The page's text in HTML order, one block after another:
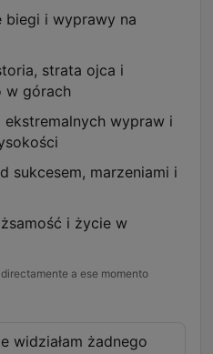
biegi i wyprawy na
strata ojca i
w górach
ekstremalnych wypraw i
sukcesem, marzeniami i
i życie w
a ese momento
widziałam żadnego